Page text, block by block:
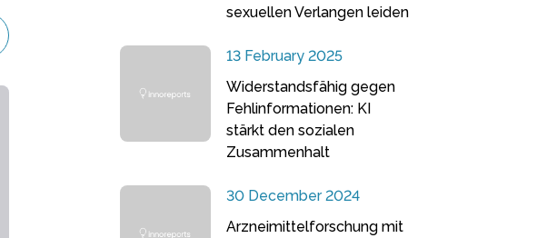
sexuellen Verlangen leiden
13 February 2025
Widerstandsfähig gegen
Fehlinformationen: KI
stärkt den sozialen
Zusammenhalt
30 December 2024
Arzneimittelforschung mit